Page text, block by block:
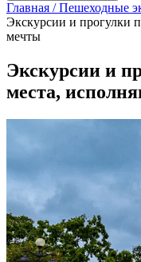
Главная /Пешеходные
Экскурсии и прогулки
мечты
Экскурсии и
места,